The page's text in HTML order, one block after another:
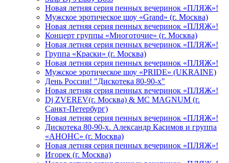
Новая летняя серия пенных вечеринок «ПЛЯЖ»!
Мужское эротическое шоу «Grand» (г. Москва)
Новая летняя серия пенных вечеринок «ПЛЯЖ»!
Концерт группы «Многоточие» (г. Москва)
Новая летняя серия пенных вечеринок «ПЛЯЖ»!
Группа «Краски» (г. Москва)
Новая летняя серия пенных вечеринок «ПЛЯЖ»!
Мужское эротическое шоу «PRIDE» (UKRAINE)
День России! "Дискотека 80-90-х"
Новая летняя серия пенных вечеринок «ПЛЯЖ»!
Dj ZVEREV(г. Москва) & MC MAGNUM (г.
Санкт-Петербург)
Новая летняя серия пенных вечеринок «ПЛЯЖ»!
Дискотека 80-90-х. Александр Касимов и группа
«АНОНС» (г. Москва)
Новая летняя серия пенных вечеринок «ПЛЯЖ»!
Игорек (г. Москва)